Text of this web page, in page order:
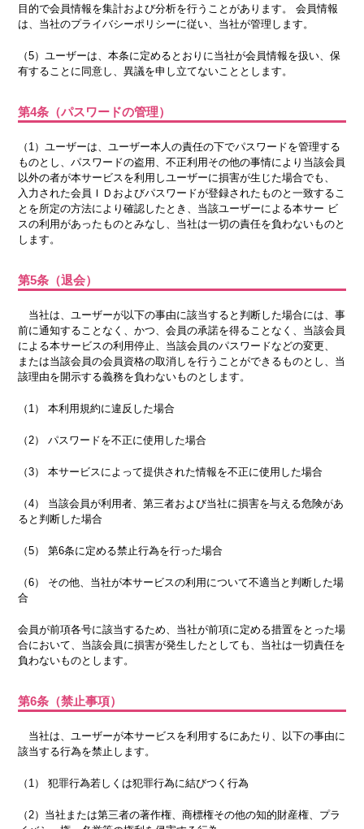
目的で会員情報を集計および分析を行うことがあります。 会員情報
は、当社のプライバシーポリシーに従い、当社が管理します。
（5）ユーザーは、本条に定めるとおりに当社が会員情報を扱い、保
有することに同意し、異議を申し立てないこととします。
第4条（パスワードの管理）
（1）ユーザーは、ユーザー本人の責任の下でパスワードを管理する
ものとし、パスワードの盗用、不正利用その他の事情により当該会員
以外の者が本サービスを利用しユーザーに損害が生じた場合でも、
入力された会員ＩＤおよびパスワードが登録されたものと一致するこ
とを所定の方法により確認したとき、当該ユーザーによる本サー ビ
スの利用があったものとみなし、当社は一切の責任を負わないものと
します。
第5条（退会）
当社は、ユーザーが以下の事由に該当すると判断した場合には、事
前に通知することなく、かつ、会員の承諾を得ることなく、当該会員
による本サービスの利用停止、当該会員のパスワードなどの変更、
または当該会員の会員資格の取消しを行うことができるものとし、当
該理由を開示する義務を負わないものとします。
（1） 本利用規約に違反した場合
（2） パスワードを不正に使用した場合
（3） 本サービスによって提供された情報を不正に使用した場合
（4） 当該会員が利用者、第三者および当社に損害を与える危険があ
ると判断した場合
（5） 第6条に定める禁止行為を行った場合
（6） その他、当社が本サービスの利用について不適当と判断した場
合
会員が前項各号に該当するため、当社が前項に定める措置をとった場
合において、当該会員に損害が発生したとしても、当社は一切責任を
負わないものとします。
第6条（禁止事項）
当社は、ユーザーが本サービスを利用するにあたり、以下の事由に
該当する行為を禁止します。
（1） 犯罪行為若しくは犯罪行為に結びつく行為
（2）当社または第三者の著作権、商標権その他の知的財産権、プラ